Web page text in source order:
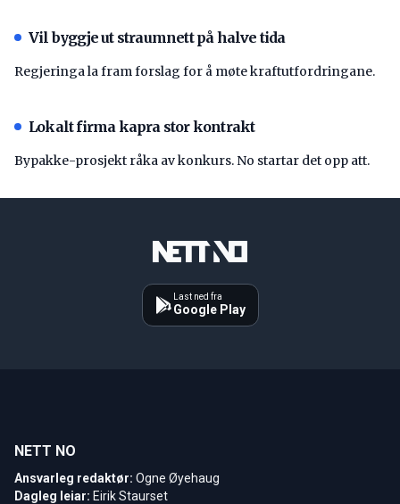
Vil byggje ut straumnett på halve tida
Regjeringa la fram forslag for å møte kraftutfordringane.
Lokalt firma kapra stor kontrakt
Bypakke-prosjekt råka av konkurs. No startar det opp att.
Last ned fra
Google Play
NETT NO
Ansvarleg redaktør: Ogne Øyehaug
Dagleg leiar: Eirik Staurset